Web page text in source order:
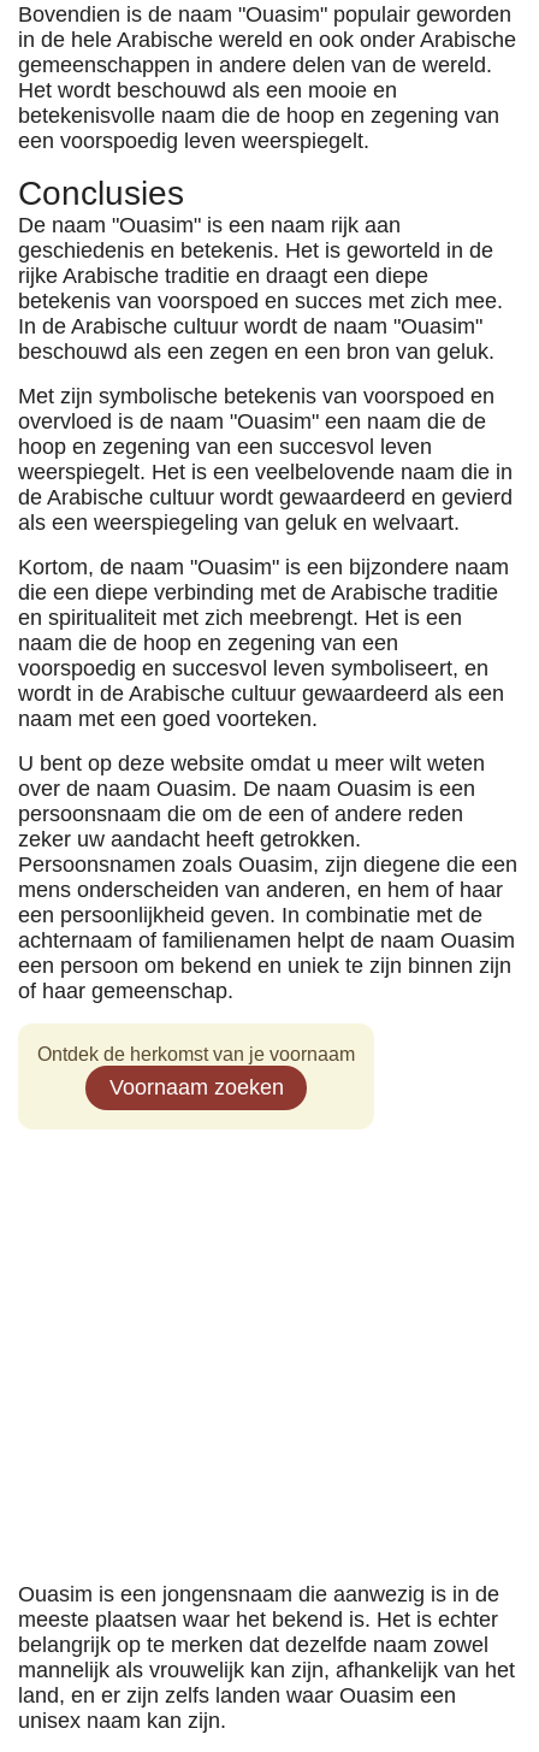
Bovendien is de naam "Ouasim" populair geworden
in de hele Arabische wereld en ook onder Arabische
gemeenschappen in andere delen van de wereld.
Het wordt beschouwd als een mooie en
betekenisvolle naam die de hoop en zegening van
een voorspoedig leven weerspiegelt.
Conclusies
De naam "Ouasim" is een naam rijk aan
geschiedenis en betekenis. Het is geworteld in de
rijke Arabische traditie en draagt ​​een diepe
betekenis van voorspoed en succes met zich mee.
In de Arabische cultuur wordt de naam "Ouasim"
beschouwd als een zegen en een bron van geluk.
Met zijn symbolische betekenis van voorspoed en
overvloed is de naam "Ouasim" een naam die de
hoop en zegening van een succesvol leven
weerspiegelt. Het is een veelbelovende naam die in
de Arabische cultuur wordt gewaardeerd en gevierd
als een weerspiegeling van geluk en welvaart.
Kortom, de naam "Ouasim" is een bijzondere naam
die een diepe verbinding met de Arabische traditie
en spiritualiteit met zich meebrengt. Het is een
naam die de hoop en zegening van een
voorspoedig en succesvol leven symboliseert, en
wordt in de Arabische cultuur gewaardeerd als een
naam met een goed voorteken.
U bent op deze website omdat u meer wilt weten
over de naam Ouasim. De naam Ouasim is een
persoonsnaam die om de een of andere reden
zeker uw aandacht heeft getrokken.
Persoonsnamen zoals Ouasim, zijn diegene die een
mens onderscheiden van anderen, en hem of haar
een persoonlijkheid geven. In combinatie met de
achternaam of familienamen helpt de naam Ouasim
een persoon om bekend en uniek te zijn binnen zijn
of haar gemeenschap.
Ontdek de herkomst van je voornaam
Voornaam zoeken
Ouasim is een jongensnaam die aanwezig is in de
meeste plaatsen waar het bekend is. Het is echter
belangrijk op te merken dat dezelfde naam zowel
mannelijk als vrouwelijk kan zijn, afhankelijk van het
land, en er zijn zelfs landen waar Ouasim een
unisex naam kan zijn.